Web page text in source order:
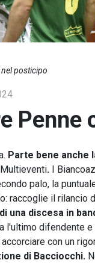
nel posticipo
Parte bene anche
. I
palo, la
raccoglie il rilancio
discesa in
l'ultimo difendente
con un
di Bacciocchi.